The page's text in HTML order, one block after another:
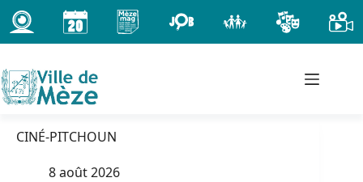
Passer
au
contenu
CINÉ-PITCHOUN
8 août 2026